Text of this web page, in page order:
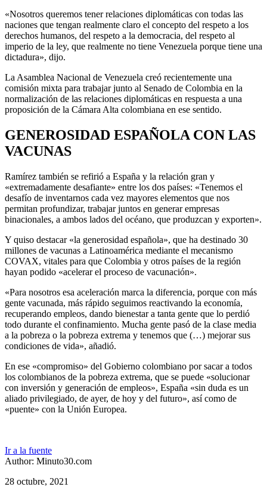
«Nosotros queremos tener relaciones diplomáticas con todas las
naciones que tengan realmente claro el concepto del respeto a los
derechos humanos, del respeto a la democracia, del respeto al
imperio de la ley, que realmente no tiene Venezuela porque tiene una
dictadura», dijo.
La Asamblea Nacional de Venezuela creó recientemente una
comisión mixta para trabajar junto al Senado de Colombia en la
normalización de las relaciones diplomáticas en respuesta a una
proposición de la Cámara Alta colombiana en ese sentido.
GENEROSIDAD ESPAÑOLA CON LAS
VACUNAS
Ramírez también se refirió a España y la relación gran y
«extremadamente desafiante» entre los dos países: «Tenemos el
desafío de inventarnos cada vez mayores elementos que nos
permitan profundizar, trabajar juntos en generar empresas
binacionales, a ambos lados del océano, que produzcan y exporten».
Y quiso destacar «la generosidad española», que ha destinado 30
millones de vacunas a Latinoamérica mediante el mecanismo
COVAX, vitales para que Colombia y otros países de la región
hayan podido «acelerar el proceso de vacunación».
«Para nosotros esa aceleración marca la diferencia, porque con más
gente vacunada, más rápido seguimos reactivando la economía,
recuperando empleos, dando bienestar a tanta gente que lo perdió
todo durante el confinamiento. Mucha gente pasó de la clase media
a la pobreza o la pobreza extrema y tenemos que (…) mejorar sus
condiciones de vida», añadió.
En ese «compromiso» del Gobierno colombiano por sacar a todos
los colombianos de la pobreza extrema, que se puede «solucionar
con inversión y generación de empleos», España «sin duda es un
aliado privilegiado, de ayer, de hoy y del futuro», así como de
«puente» con la Unión Europea.
Ir a la fuente
Author: Minuto30.com
28 octubre, 2021